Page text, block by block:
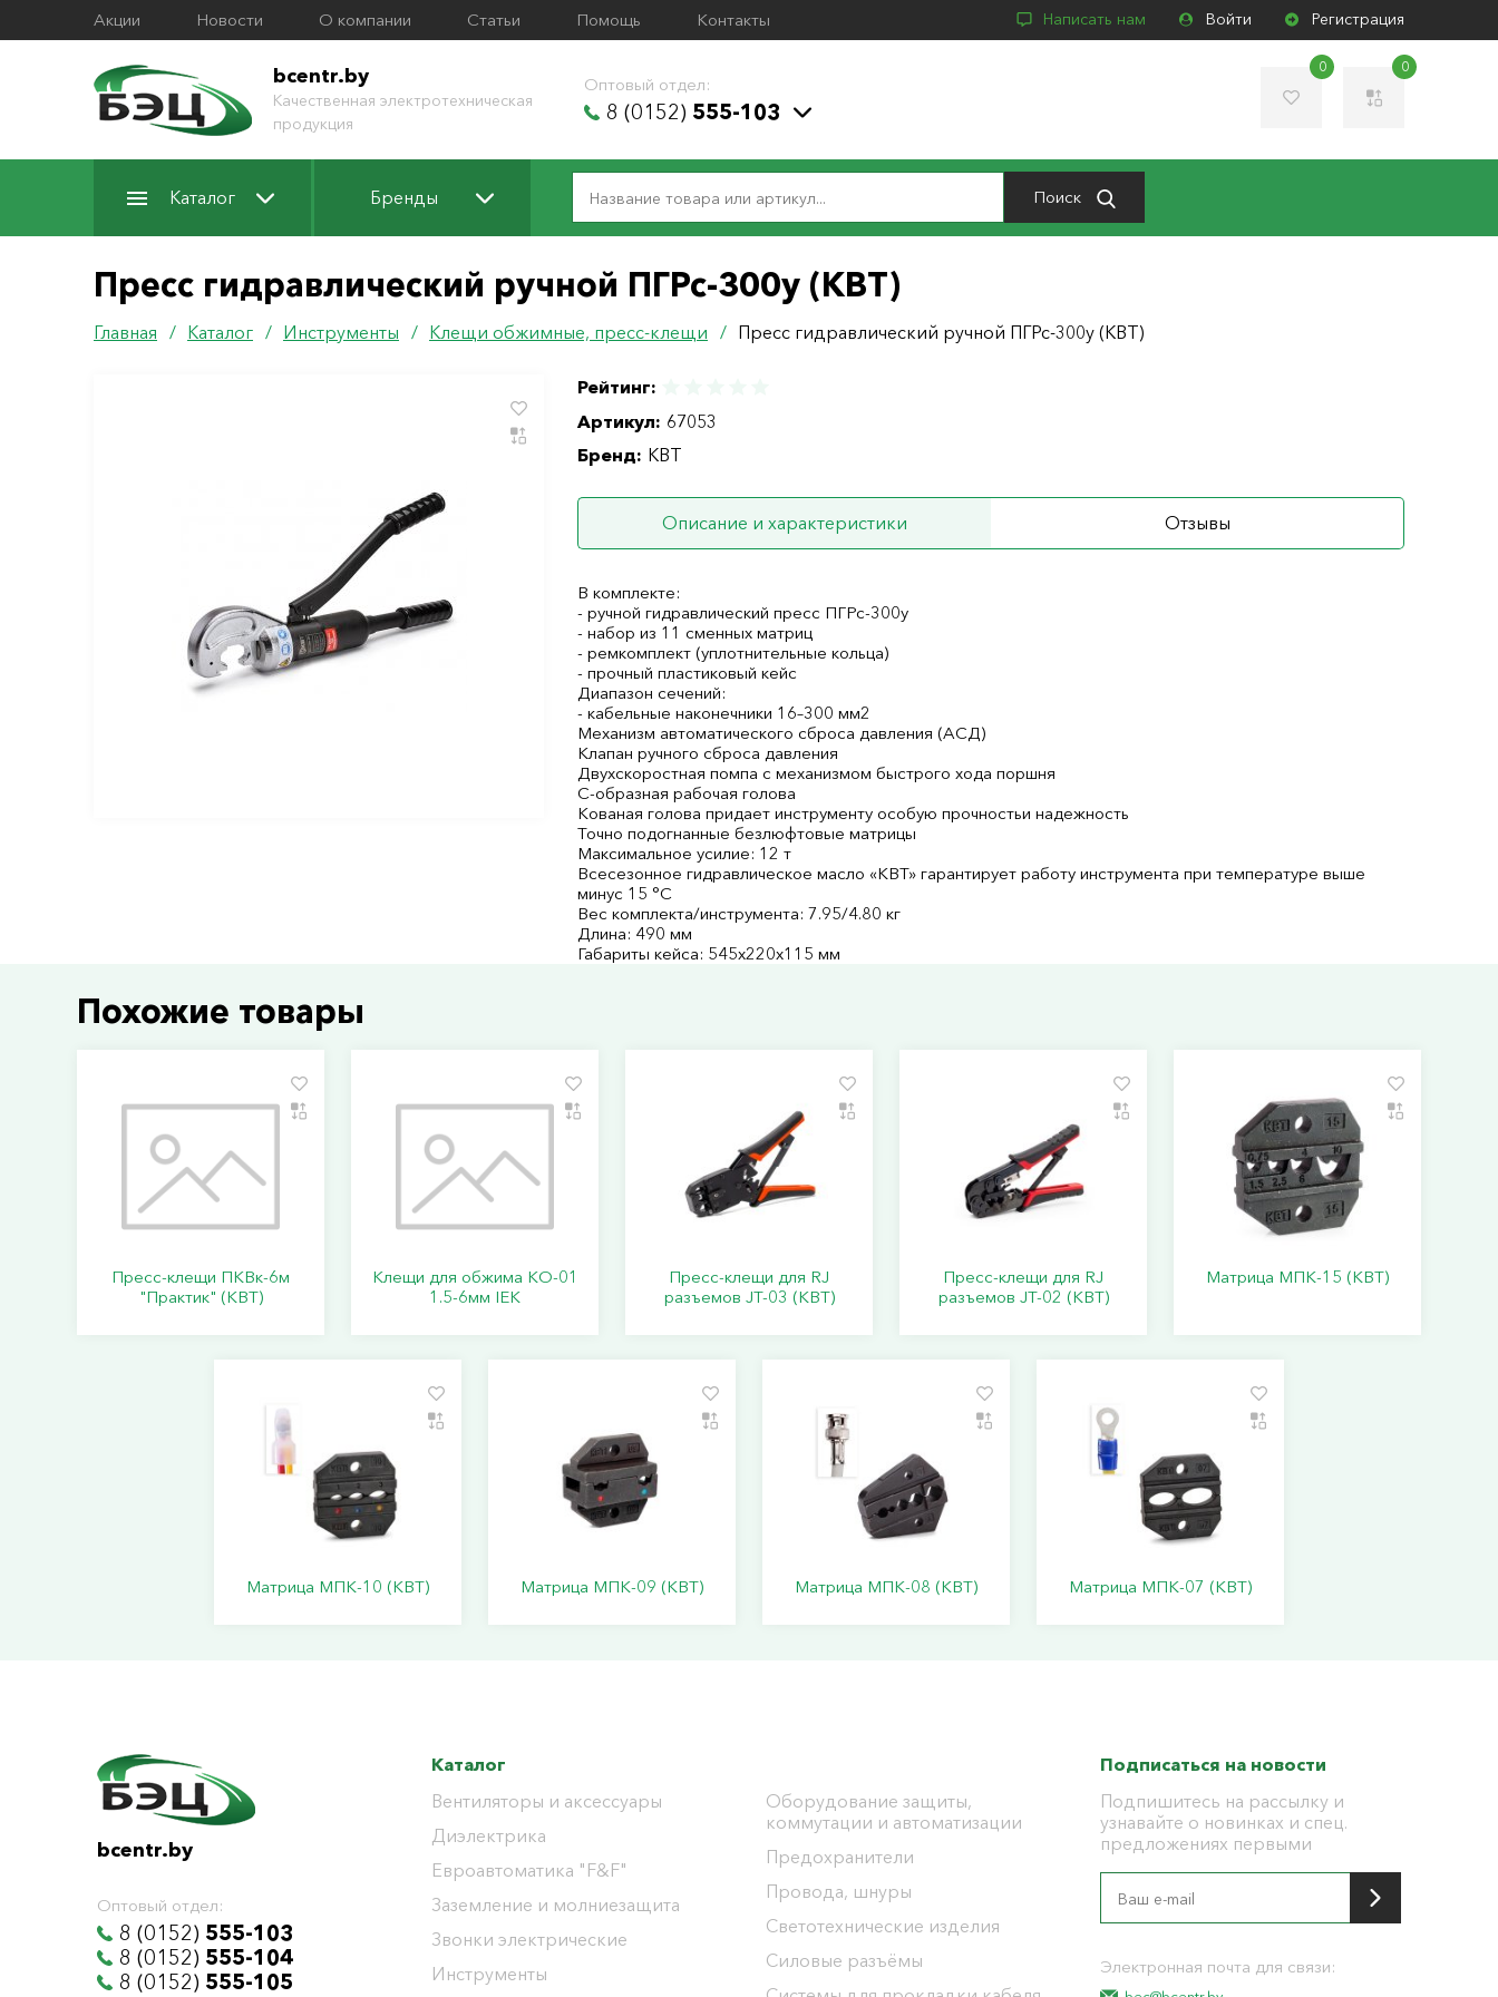
Акции Новости О компании Статьи Помощь Контакты Написать нам Войти Регистрация
bcentr.by
Качественная электротехническая
продукция
Оптовый отдел:
8 (0152) 555-103
0 0
Каталог Бренды Поиск
Пресс гидравлический ручной ПГРс-300у (КВТ)
Главная / Каталог / Инструменты / Клещи обжимные, пресс-клещи / Пресс гидравлический ручной ПГРс-300у (КВТ)
Рейтинг:
Артикул: 67053
Бренд: КВТ
Описание и характеристики Отзывы
В комплекте:
- ручной гидравлический пресс ПГРс-300у
- набор из 11 сменных матриц
- ремкомплект (уплотнительные кольца)
- прочный пластиковый кейс
Диапазон сечений:
- кабельные наконечники 16–300 мм2
Механизм автоматического сброса давления (АСД)
Клапан ручного сброса давления
Двухскоростная помпа с механизмом быстрого хода поршня
С-образная рабочая голова
Кованая голова придает инструменту особую прочностьи надежность
Точно подогнанные безлюфтовые матрицы
Максимальное усилие: 12 т
Всесезонное гидравлическое масло «КВТ» гарантирует работу инструмента при температуре выше
минус 15 °С
Вес комплекта/инструмента: 7.95/4.80 кг
Длина: 490 мм
Габариты кейса: 545х220х115 мм
Похожие товары
Пресс-клещи ПКВк-6м
"Практик" (КВТ)
Клещи для обжима КО-01
1.5-6мм IEK
Пресс-клещи для RJ
разъемов JT-03 (КВТ)
Пресс-клещи для RJ
разъемов JT-02 (КВТ)
Матрица МПК-15 (КВТ)
Матрица МПК-10 (КВТ) Матрица МПК-09 (КВТ) Матрица МПК-08 (КВТ) Матрица МПК-07 (КВТ)
bcentr.by
Оптовый отдел:
8 (0152) 555-103
8 (0152) 555-104
8 (0152) 555-105
Каталог
Вентиляторы и аксессуары
Диэлектрика
Евроавтоматика "F&F"
Заземление и молниезащита
Звонки электрические
Инструменты
Оборудование защиты,
коммутации и автоматизации
Предохранители
Провода, шнуры
Светотехнические изделия
Силовые разъёмы
Подписаться на новости
Подпишитесь на рассылку и
узнавайте о новинках и спец.
предложениях первыми
Электронная почта для связи: